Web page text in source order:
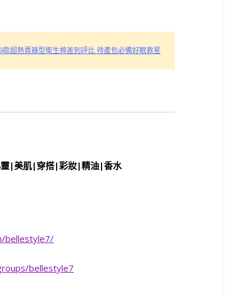
超熱賣褲型衛生棉差別評比 待產包必備好眠救星
|美肌| 穿搭|彩妝|精油|香水
bellestyle7/
bellestyle7